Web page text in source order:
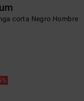
corta Negro Hombre